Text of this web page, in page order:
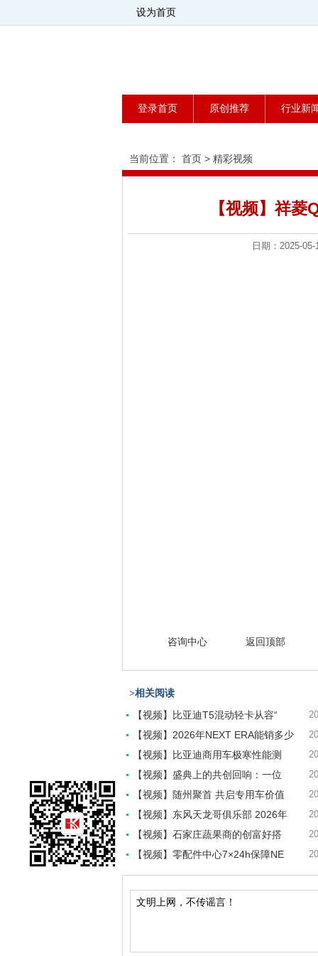
设为首页
登录首页 原创推荐 行业新
当前位置： 首页 > 精彩视频
【视频】祥
日期：2025-
咨询中心 返回顶部
>相关阅读
【视频】比亚迪T5混动轻卡从容“
【视频】2026年NEXT ERA能销多少
【视频】比亚迪商用车极寒性能测
【视频】盛典上的共创回响：一位
【视频】随州聚首 共启专用车价值
【视频】东风天龙哥俱乐部 2026年
【视频】石家庄蔬果商的创富好搭
【视频】零配件中心7×24h保障NE